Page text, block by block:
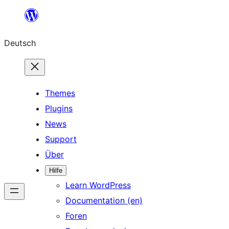
springen
Deutsch
Themes
Plugins
News
Support
Über
Hilfe
Learn WordPress
Documentation (en)
Foren